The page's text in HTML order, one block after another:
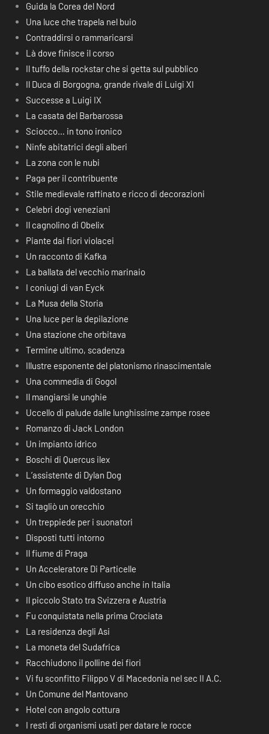
Guida la Corea del Nord
Una luce che trapela nel buio
Contraddirsi o rammaricarsi
Là dove finisce il corso
Il tuffo della rockstar che si getta sul pubblico
Il Duca di Borgogna, grande rivale di Luigi XI
Successe a Luigi IX
La casata del Barbarossa
Sciocco… in tono ironico
Ninfe abitatrici degli alberi
La zona con le nubi
Paga per il contribuente
Stile medievale raffinato e ricco di decorazioni
Celebri dogi veneziani
Il cagnolino di Obelix
Piante dai fiori violacei
Un racconto di Kafka
La ballata del vecchio marinaio
I coniugi di van Eyck
La Musa della Storia
Una luce per la depilazione
Una stazione che orbitava
Termine ultimo, scadenza
Illustre esponente del platonismo rinascimentale
Una commedia di Gogol
Il mangiarsi le unghie
Uccello di palude dalle lunghissime zampe rosee
Romanzo di Jack London
Un impianto idrico
Boschi di Quercus ilex
L’assistente di Dylan Dog
Un formaggio valdostano
Si tagliò un orecchio
Un treppiede per i suonatori
Disposti tutti intorno
Il fiume di Praga
Un Acceleratore Di Particelle
Un cibo esotico diffuso anche in Italia
Il piccolo Stato tra Svizzera e Austria
Fu conquistata nella prima Crociata
La residenza degli Asi
La moneta del Sudafrica
Racchiudono il polline dei fiori
Vi fu sconfitto Filippo V di Macedonia nel sec II A.C.
Un Comune del Mantovano
Hotel con angolo cottura
I resti di organismi usati per datare le rocce